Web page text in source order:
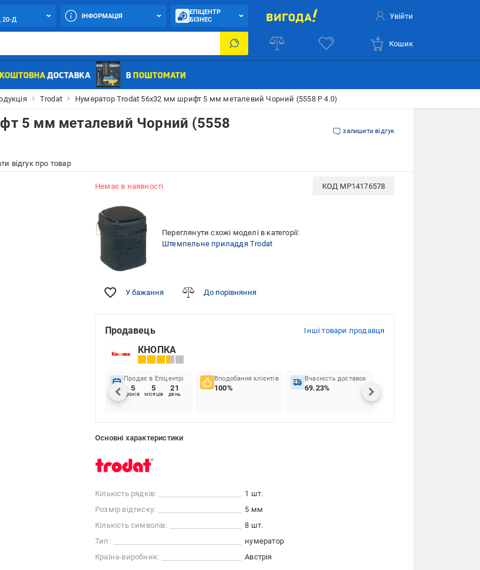
20-Д
ІНФОРМАЦІЯ
ЕПІЦЕНТР
БІЗНЕС
Увійти
Кошик
Trodat Нумератор Trodat 56x32 мм шрифт 5 мм металевий Чорний (5558 P 4.0)
5 мм металевий Чорний (5558
залишити відгук
відгук про товар
Немає в наявності КОД MP14176578
Переглянути схожі моделі в категорії:
Штемпельне приладдя Trodat
У бажання До порівняння
Продавець Інші товари продавця
КНОПКА
Продає в Епіцентрі
5
років
5
місяців
21
день
Вподобання клієнтів
100%
Вчасність доставок
69.23%
Основні характеристики
Кількість рядків:
1 шт.
Розмір відтиску:
5 мм
Кількість символів:
8 шт.
Тип:
нумератор
Країна-виробник:
Австрія